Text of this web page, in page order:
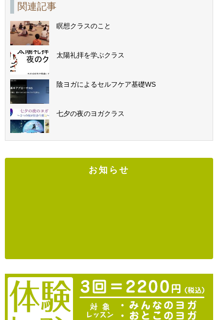
関連記事
瞑想クラスのこと
太陽礼拝を学ぶクラス
陰ヨガによるセルフケア基礎WS
七夕の夜のヨガクラス
お知らせ